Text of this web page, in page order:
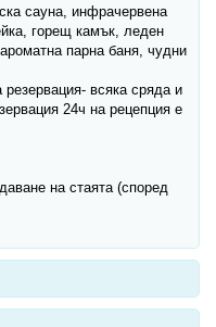
сауна, инфрачервена
горещ камък, леден
парна баня, чудни
всяка сряда и
24ч на рецепция е
на стаята (според